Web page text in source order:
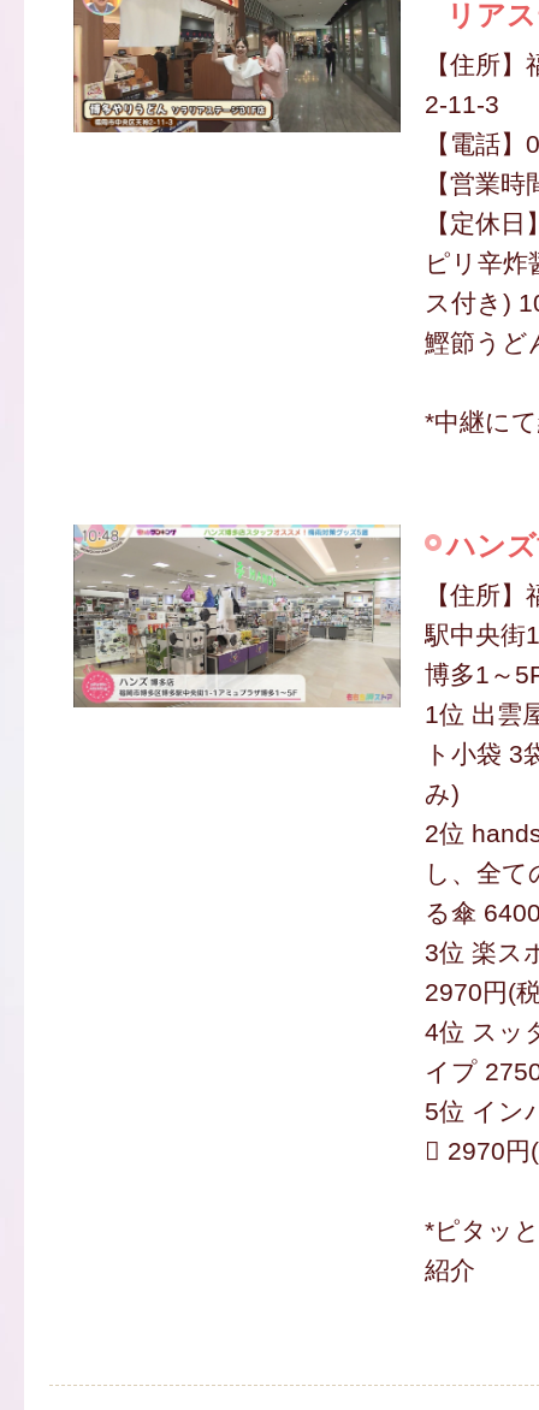
リア
【住所
2-11-3
【電話
【営業
【定休
ピリ辛炸
ス付き)
鰹節うど
*中継に
ハン
【住所
駅中央街
博多1～
1位 出雲
ト小袋 3
み)
2位
し、全て
る傘
3位 楽ス
2970円(
4位 スッ
イプ
5位 イン
 2970円
*ピタッ
紹介